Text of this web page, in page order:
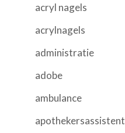
acryl nagels
acrylnagels
administratie
adobe
ambulance
apothekersassistent